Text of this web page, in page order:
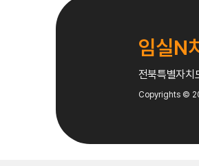
치즈모형: 100개
잔디광장 안전펜
1. 성인부/아동부
3. 치즈 롤링 마무
임실N
전북특별자
Copyrights ©